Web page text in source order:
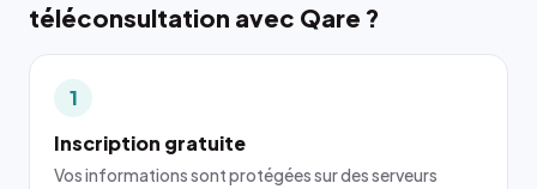
téléconsultation avec Qare ?
1
Inscription gratuite
Vos informations sont protégées sur des serveurs